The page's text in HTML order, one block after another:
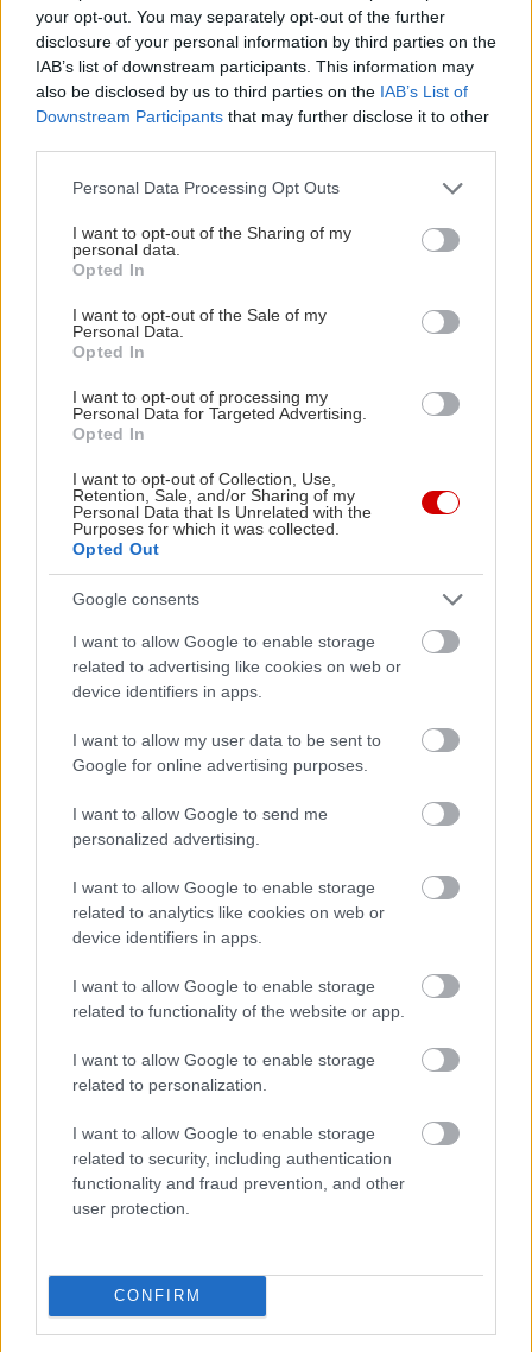
your opt-out. You may separately opt-out of the further
disclosure of your personal information by third parties on the
IAB’s list of downstream participants. This information may
also be disclosed by us to third parties on the IAB’s List of
Downstream Participants that may further disclose it to other
Please note that this website/app uses one or more Google
not limited to your visit or usage behaviour. You may click to
grant or deny consent to Google and its third-party tags to
use your data for below specified purposes in below Google
consent section.
Personal Data Processing Opt Outs
I want to opt-out of the Sharing of my
personal data.
Opted In
I want to opt-out of the Sale of my
Personal Data.
Opted In
I want to opt-out of processing my
Personal Data for Targeted Advertising.
Opted In
I want to opt-out of Collection, Use,
Retention, Sale, and/or Sharing of my
Personal Data that Is Unrelated with the
Purposes for which it was collected.
Opted Out
Google consents
I want to allow Google to enable storage
related to advertising like cookies on web or
device identifiers in apps.
I want to allow my user data to be sent to
Google for online advertising purposes.
I want to allow Google to send me
personalized advertising.
I want to allow Google to enable storage
related to analytics like cookies on web or
device identifiers in apps.
I want to allow Google to enable storage
related to functionality of the website or app.
I want to allow Google to enable storage
related to personalization.
I want to allow Google to enable storage
related to security, including authentication
functionality and fraud prevention, and other
user protection.
CONFIRM
Γεννήθηκε τον Νοέμβριο του 2005, βρήκε τον δρόμο της
(μαζί με την έμπνευση) στα στενά της Αθήνας, κι από τότε
Αμετανόητα περίεργη, θα πάει με την ίδια ευκολία σε
συνοικιακά κουτούκια και σε τρέντι μπαρ, και θα σου μιλήσει
με τον ίδιο ενθουσιασμό για τα ταξίδια της, τα νέα της
ημέρας, τα θέατρα της πόλης, τις παλαβομάρες του ίντερνετ
και τις τελευταίες τάσεις σε διατροφή και άσκηση. Υπόσχεται
πως μόνο ό,τι αξίζει γίνεται byte.